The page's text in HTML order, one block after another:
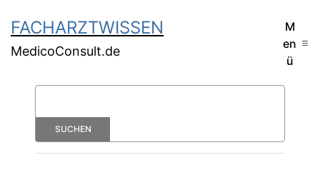
FACHARZTWISSEN
MedicoConsult.de
M
en
ü